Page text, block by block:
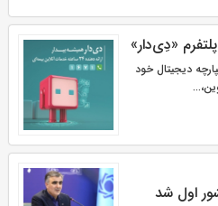
«دِی‌دار»
دیجیتال خود
اول شد